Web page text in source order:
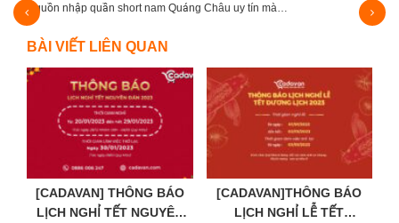
Nguồn nhập quần short nam Quảng Châu uy tín mà…
BÀI VIẾT LIÊN QUAN
[CADAVAN] THÔNG BÁO
LỊCH NGHỈ TẾT NGUYÊN
[CADAVAN]THÔNG BÁO
LỊCH NGHỈ LỄ TẾT